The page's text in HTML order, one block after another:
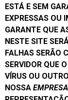
ESTÁ E SEM
EXPRESSAS OU
GARANTE QUE
NESTE SITE
FALHAS SERÃO
SERVIDOR QUE
VÍRUS OU
NOSSA EMPRESA